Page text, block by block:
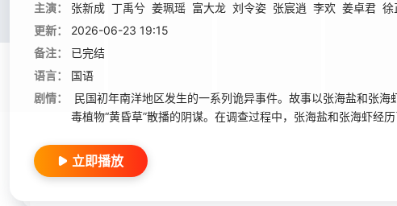
主演：
张新成 丁禹兮 姜珮瑶 富大龙 刘令姿 张宸逍 李欢 姜卓君 徐
更新：
2026-06-23 19:15
备注：
已完结
语言：
国语
剧情：
民国初年南洋地区发生的一系列诡异事件。故事以张海盐和张
毒植物“黄昏草”散播的阴谋。在调查过程中，张海盐和张海虾经
立即播放